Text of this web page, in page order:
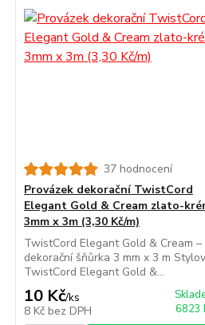
37 hodnocení
Provázek dekorační TwistCord
Elegant Gold & Cream zlato-
3mm x 3m (3,30 Kč/m)
TwistCord Elegant Gold & Cream –
dekorační šňůrka 3 mm x 3 m
TwistCord Elegant Gold &...
10 Kč/ks
8 Kč bez DPH
6823